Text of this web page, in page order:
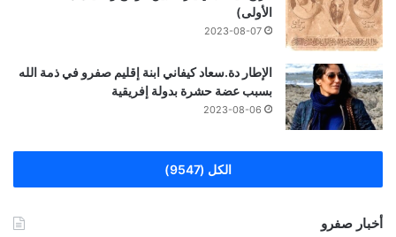
الأولى)
2023-08-07
الإطار دة.سعاد كيفاني ابنة إقليم صفرو في ذمة الله
بسبب عضة حشرة بدولة إفريقية
2023-08-06
الكل (9547)
أخبار صفرو